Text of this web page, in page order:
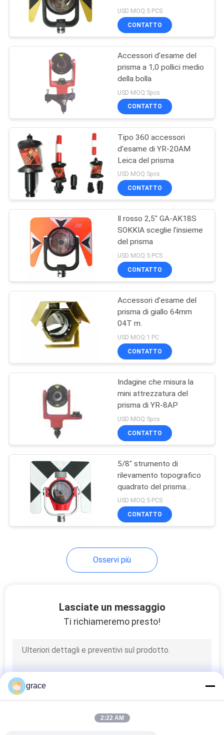
del prisma
Accessori d'esame
dell'adattatore di
tricuspide
Strumenti e
treppiedi di Pali
Prisma Palo di
indagine
Fibra Palo del
carbonio di GPS
sicurezza
Borsa di kit di
utensili
TOPCON
USD MOQ:5 PCS
CONTATTO
Accessori d'esame del
prisma a 1,0 pollici medio
della bolla
USD MOQ:5pcs
CONTATTO
Tipo 360 accessori
d'esame di YR-20AM
Leica del prisma
USD MOQ:5pcs
CONTATTO
Il rosso 2,5" GA-AK18S
SOKKIA sceglie l'insieme
del prisma
USD MOQ:5 PCS
CONTATTO
Accessori d'esame del
prisma di giallo 64mm
04T m.
USD MOQ:1 PC
CONTATTO
Indagine che misura la
mini attrezzatura del
prisma di YR-8AP
USD MOQ:5pcs
CONTATTO
5/8" strumento di
rilevamento topografico
quadrato del prisma
dell'adattatore 64mm
USD MOQ:5 PCS
CONTATTO
Osservi più
Lasciate un messaggio
Ti richiameremo presto!
grace
2:22 AM